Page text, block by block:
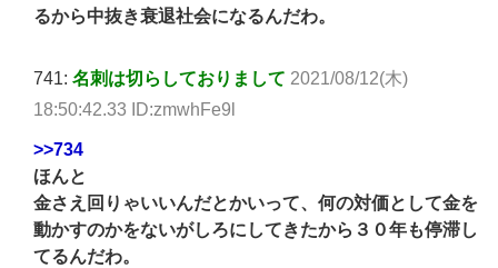
るから中抜き衰退社会になるんだわ。
741: 名刺は切らしておりまして 2021/08/12(木)
18:50:42.33 ID:zmwhFe9l
>>734
ほんと
金さえ回りゃいいんだとかいって、何の対価として金を
動かすのかをないがしろにしてきたから３０年も停滞し
てるんだわ。